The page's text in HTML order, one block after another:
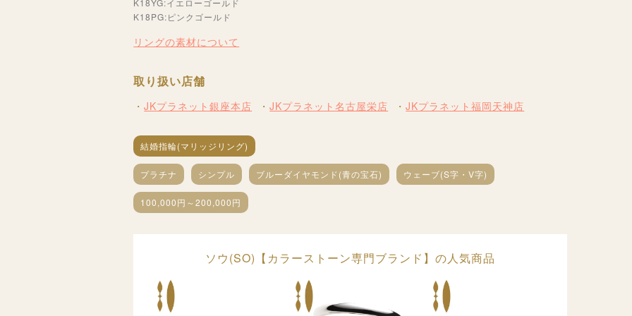
K18YG:イエローゴールド
K18PG:ピンクゴールド
リングの素材について
取り扱い店舗
JKプラネット銀座本店 JKプラネット名古屋栄店 JKプラネット福岡天神店
結婚指輪(マリッジリング)
プラチナ シンプル ブルーダイヤモンド(青の宝石) ウェーブ(S字・V字)
100,000円～200,000円
ソウ(SO)【カラーストーン専門ブランド】の人気商品